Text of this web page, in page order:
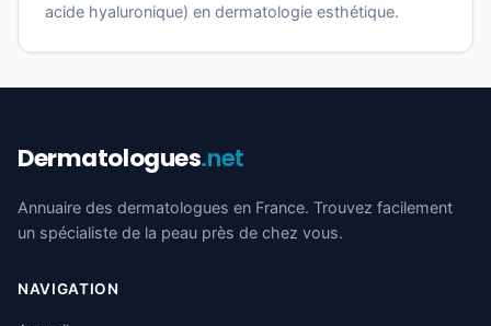
acide hyaluronique) en dermatologie esthétique.
Dermatologues.net
Annuaire des dermatologues en France. Trouvez facilement
un spécialiste de la peau près de chez vous.
NAVIGATION